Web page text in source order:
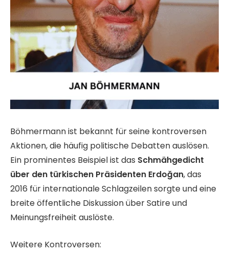
Böhmermann ist bekannt für seine kontroversen
Aktionen, die häufig politische Debatten auslösen.
Ein prominentes Beispiel ist das Schmähgedicht
über den türkischen Präsidenten Erdoğan, das
2016 für internationale Schlagzeilen sorgte und eine
breite öffentliche Diskussion über Satire und
Meinungsfreiheit auslöste.
Weitere Kontroversen: